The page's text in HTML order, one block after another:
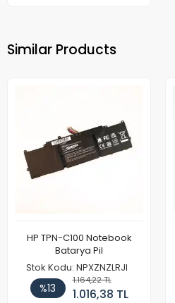
Similar Products
HP TPN-C100 Notebook
Batarya Pil
Stok Kodu: NPXZNZLRJI
%13
1.164,22 TL
1.016,38 TL